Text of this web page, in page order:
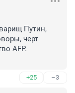
Путин,
черт
AFP.
+25 –3